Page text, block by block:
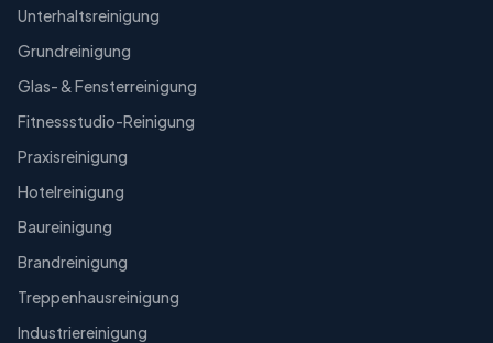
Unterhaltsreinigung
Grundreinigung
Glas- & Fensterreinigung
Fitnessstudio-Reinigung
Praxisreinigung
Hotelreinigung
Baureinigung
Brandreinigung
Treppenhausreinigung
Industriereinigung